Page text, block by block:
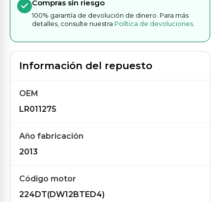
Compras sin riesgo
100% garantía de devolución de dinero. Para más
detalles, consulte nuestra Política de devoluciones
Información del repuesto
OEM
LR011275
Año fabricación
2013
Código motor
224DT(DW12BTED4)